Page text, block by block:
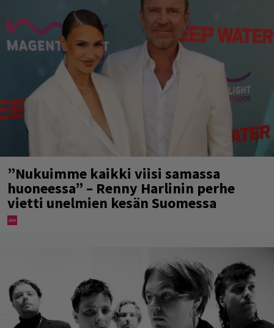
”Nukuimme kaikki viisi samassa
huoneessa” – Renny Harlinin perhe
vietti unelmien kesän Suomessa